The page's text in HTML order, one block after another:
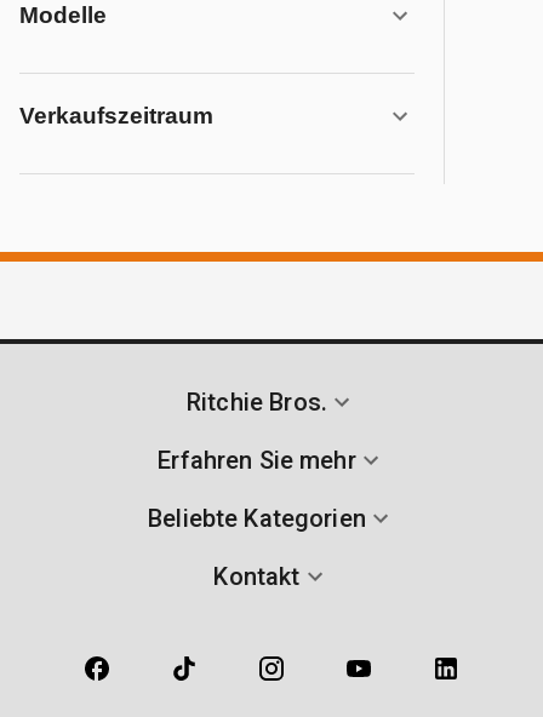
Modelle
Verkaufszeitraum
Ritchie Bros.
Erfahren Sie mehr
Beliebte Kategorien
Kontakt